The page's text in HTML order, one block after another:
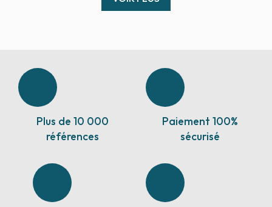
Plus de 10 000
références
Paiement 100%
sécurisé